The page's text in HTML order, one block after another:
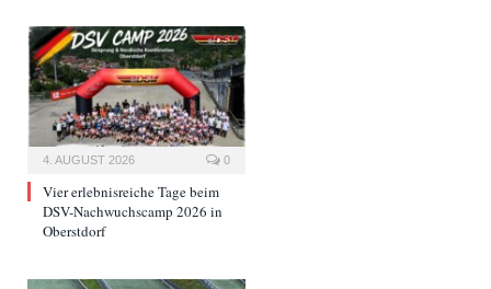
4. AUGUST 2026 0
Vier erlebnisreiche Tage beim
DSV-Nachwuchscamp 2026 in
Oberstdorf